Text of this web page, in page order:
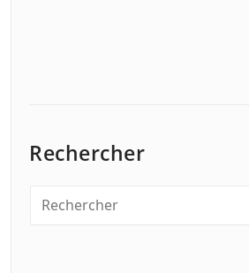
Rechercher